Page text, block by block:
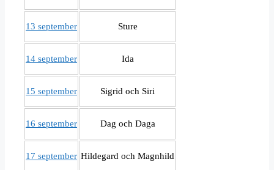
13 september Sture
14 september Ida
15 september Sigrid och Siri
16 september Dag och Daga
17 september Hildegard och Magnhild